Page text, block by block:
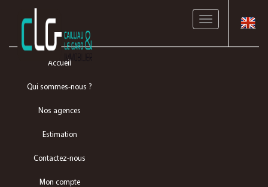
Toggle
Accueil
Qui sommes-nous ?
Nos agences
Estimation
Contactez-nous
Mon compte